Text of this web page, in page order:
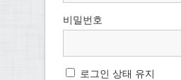
비밀번호
로그인 상태 유지